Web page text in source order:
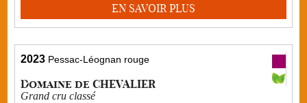
EN SAVOIR PLUS
2023 Pessac-Léognan rouge
Domaine de CHEVALIER
Grand cru classé